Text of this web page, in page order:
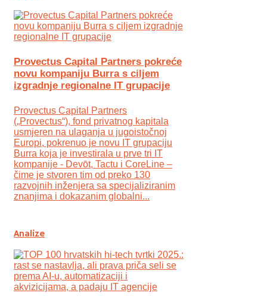
Provectus Capital Partners pokreće
novu kompaniju Burra s ciljem
izgradnje regionalne IT grupacije
Provectus Capital Partners
(„Provectus“), fond privatnog kapitala
usmjeren na ulaganja u jugoistočnoj
Europi, pokrenuo je novu IT grupaciju
Burra koja je investirala u prve tri IT
kompanije - Devōt, Tactu i CoreLine –
čime je stvoren tim od preko 130
razvojnih inženjera sa specijaliziranim
znanjima i dokazanim globalni...
Analize